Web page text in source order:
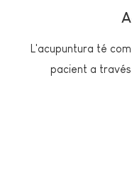
L'acupuntura té
pacient a través